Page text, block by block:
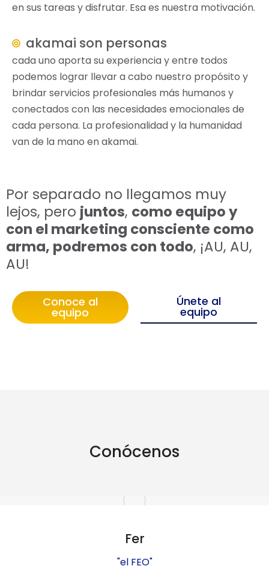
en sus tareas y disfrutar. Esa es nuestra motivación.
akamai son personas
cada uno aporta su experiencia y entre todos
podemos lograr llevar a cabo nuestro propósito y
brindar servicios profesionales más humanos y
conectados con las necesidades emocionales de
cada persona. La profesionalidad y la humanidad
van de la mano en akamai.
Por separado no llegamos muy
lejos, pero juntos, como equipo y
con el marketing consciente como
arma, podremos con todo, ¡AU, AU,
AU!
Conoce al
equipo
Únete al
equipo
Conócenos
Fer
"el FEO"